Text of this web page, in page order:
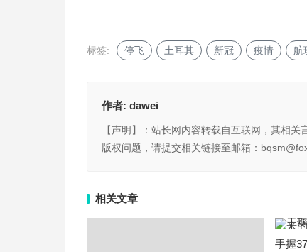
标签: 停飞 土耳其 新冠 疫情 航
作者: dawei
【声明】：站长网内容转载自互联网，其相
版权问题，请提交相关链接至邮箱：
相关文章
手握